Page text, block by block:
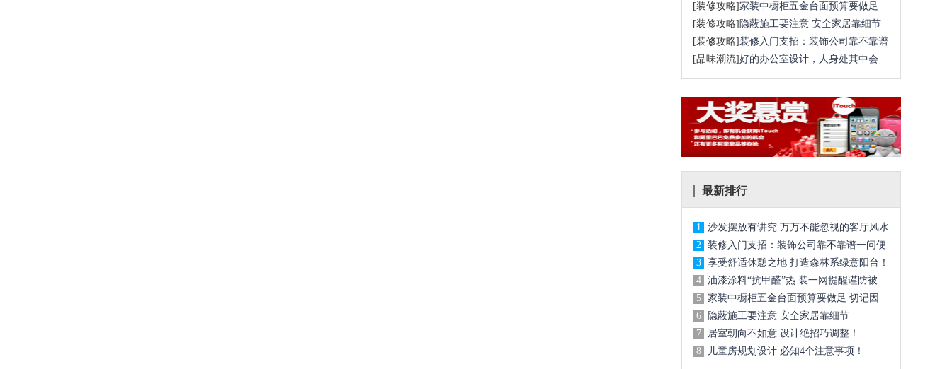
意阳台！
[装修攻略]家装中橱柜五金台面预算要做足
切记因小..
[装修攻略] 隐蔽施工要注意 安全家居靠细节
[装修攻略]装修入门支招：装饰公司靠不靠谱
一问便知
[品味潮流]好的办公室设计，人身处其中会
很“顺” ..
最新排行
1
沙发摆放有讲究 万万不能忽视的客厅风水
2
装修入门支招：装饰公司靠不靠谱一问便
知
3
享受舒适休憩之地 打造森林系绿意阳台！
4
油漆涂料“抗甲醛”热 装一网提醒谨防被..
5
家装中橱柜五金台面预算要做足 切记因
小..
6
隐蔽施工要注意 安全家居靠细节
7
居室朝向不如意 设计绝招巧调整！
8
儿童房规划设计 必知4个注意事项！